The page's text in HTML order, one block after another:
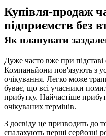
Купівля-продаж
підприємств без
Як планувати
Дуже часто вже при
Компаньйони пов'язують з
очікування. Легко може
буває, що всі учасники
прибутку. Найчастіше
очікуваних термінів.
З досвіду це призводить
спалахують перші серйозні